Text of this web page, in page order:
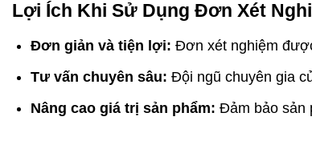
Lợi Ích Khi Sử Dụng Đơn Xét
Đơn giản và tiện lợi: Đơn xét nghiệm
Tư vấn chuyên sâu: Đội ngũ chuyên gia
Nâng cao giá trị sản phẩm: Đảm bảo sản